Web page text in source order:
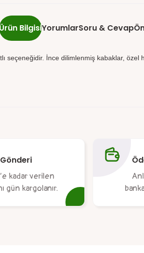
BilgisiYorumlarSoru & Cevap
seçeneğidir. İnce dilimlenmiş kabaklar,
Gönderi
kadar verilen
gün kargolanır.